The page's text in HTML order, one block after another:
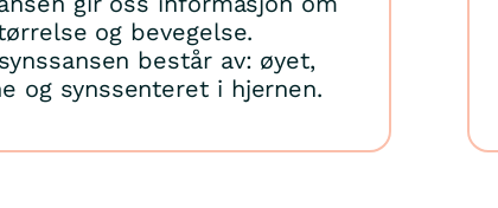
og bevegelse.
består av: øyet,
og synssenteret i hjernen.